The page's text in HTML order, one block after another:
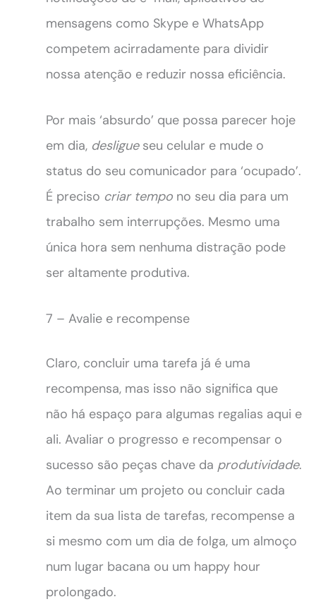
mensagens como Skype e WhatsApp
competem acirradamente para dividir
nossa atenção e reduzir nossa eficiência.
Por mais ‘absurdo’ que possa parecer hoje
em dia, desligueseu celular e mude o
status do seu comunicador para ‘ocupado’.
É preciso criar tempo no seu dia para um
trabalho sem interrupções. Mesmo uma
única hora sem nenhuma distração pode
ser altamente produtiva.
7 – Avalie e recompense
Claro, concluir uma tarefa já é uma
recompensa, mas isso não significa que
não há espaço para algumas regalias aqui e
ali. Avaliar o progresso e recompensar o
sucesso são peças chave da produtividade.
Ao terminar um projeto ou concluir cada
item da sua lista de tarefas, recompense a
si mesmo com um dia de folga, um almoço
num lugar bacana ou um happy hour
prolongado.